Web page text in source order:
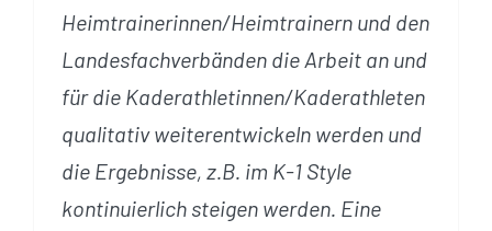
Heimtrainerinnen/Heimtrainern und den
Landesfachverbänden die Arbeit an und
für die Kaderathletinnen/Kaderathleten
qualitativ weiterentwickeln werden und
die Ergebnisse, z.B. im K-1 Style
kontinuierlich steigen werden. Eine